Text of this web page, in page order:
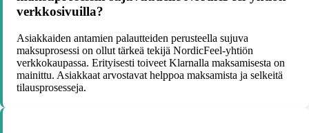
verkkosivuilla?
Asiakkaiden antamien palautteiden perusteella sujuva
maksuprosessi on ollut tärkeä tekijä NordicFeel-yhtiön
verkkokaupassa. Erityisesti toiveet Klarnalla maksamisesta on
mainittu. Asiakkaat arvostavat helppoa maksamista ja selkeitä
tilausprosesseja.